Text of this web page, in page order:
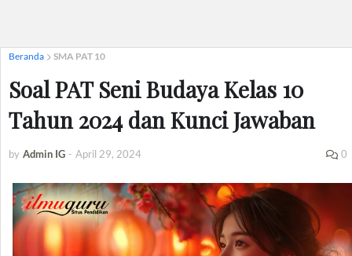
Beranda SMA PAT 10
Soal PAT Seni Budaya Kelas 10
Tahun 2024 dan Kunci Jawaban
by Admin IG - April 29, 2024 0